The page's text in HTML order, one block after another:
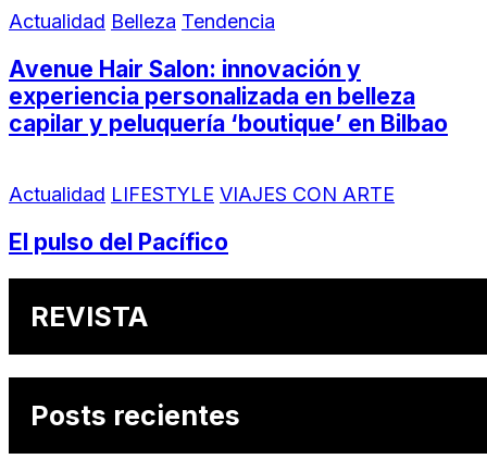
Actualidad Belleza Tendencia
Avenue Hair Salon: innovación y
experiencia personalizada en belleza
capilar y peluquería ‘boutique’ en Bilbao
Actualidad LIFESTYLE VIAJES CON ARTE
El pulso del Pacífico
REVISTA
Posts recientes